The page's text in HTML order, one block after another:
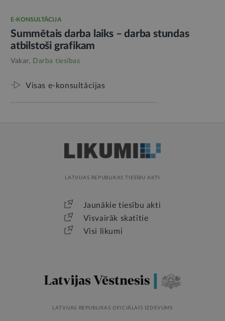
E-KONSULTĀCIJA
Summētais darba laiks – darba stundas
atbilstoši grafikam
Vakar, Darba tiesības
Visas e-konsultācijas
LATVIJAS REPUBLIKAS TIESĪBU AKTI
Jaunākie tiesību akti
Visvairāk skatītie
Visi likumi
LATVIJAS REPUBLIKAS OFICIĀLAIS IZDEVUMS